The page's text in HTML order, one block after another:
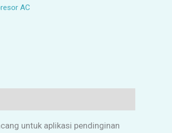
AC
untuk aplikasi pendinginan